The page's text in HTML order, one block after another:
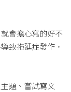
會擔心寫的好不
致拖延症發作，
題、嘗試寫文